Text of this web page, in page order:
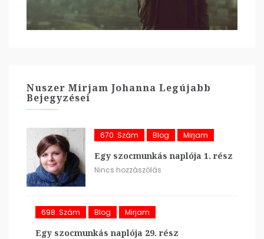
Nuszer Mirjam Johanna Legújabb
Bejegyzései
670. Szám Blog Mirjam
Egy szocmunkás naplója 1. rész
Nincs hozzászólás
698. Szám Blog Mirjam
Egy szocmunkás naplója 29. rész